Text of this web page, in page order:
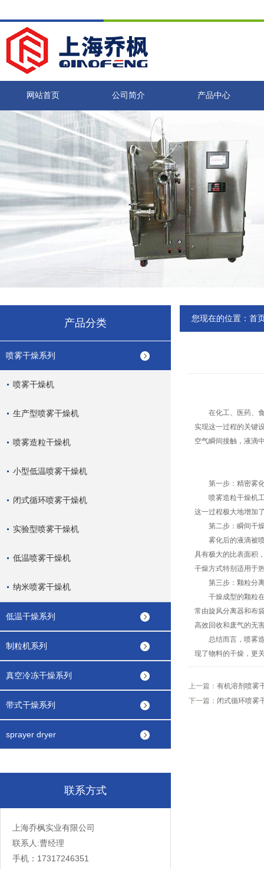
网站首页 公司简介 产品中心
产品分类
喷雾干燥系列
喷雾干燥机
生产型喷雾干燥机
喷雾造粒干燥机
小型低温喷雾干燥机
闭式循环喷雾干燥机
实验型喷雾干燥机
低温喷雾干燥机
纳米喷雾干燥机
低温干燥系列
制粒机系列
真空冷冻干燥系列
带式干燥系列
sprayer dryer
联系方式
上海乔枫实业有限公司
联系人:曹经理
手机：17317246351
您现在的位置： 首
在化工、医药、食
实现这一过程的关键
空气瞬间接触，液滴
第一步：精密雾化
喷雾造粒干燥机工
这一过程极大地增加
第二步：瞬间干燥
雾化后的液滴被喷
具有极大的比表面积
干燥方式特别适用于
第三步：颗粒分离
干燥成型的颗粒在
常由旋风分离器和布
高效回收和废气的无
总结而言，喷雾造
现了物料的干燥，更
上一篇： 有机溶剂喷雾
下一篇： 闭式循环喷雾